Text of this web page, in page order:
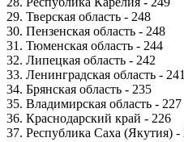
29. Тверская область - 248
30. Пензенская область - 248
31. Тюменская область - 244
32. Липецкая область - 242
33. Ленинградская область - 241
34. Брянская область - 235
35. Владимирская область - 227
36. Краснодарский край - 226
37. Республика Саха (Якутия) -